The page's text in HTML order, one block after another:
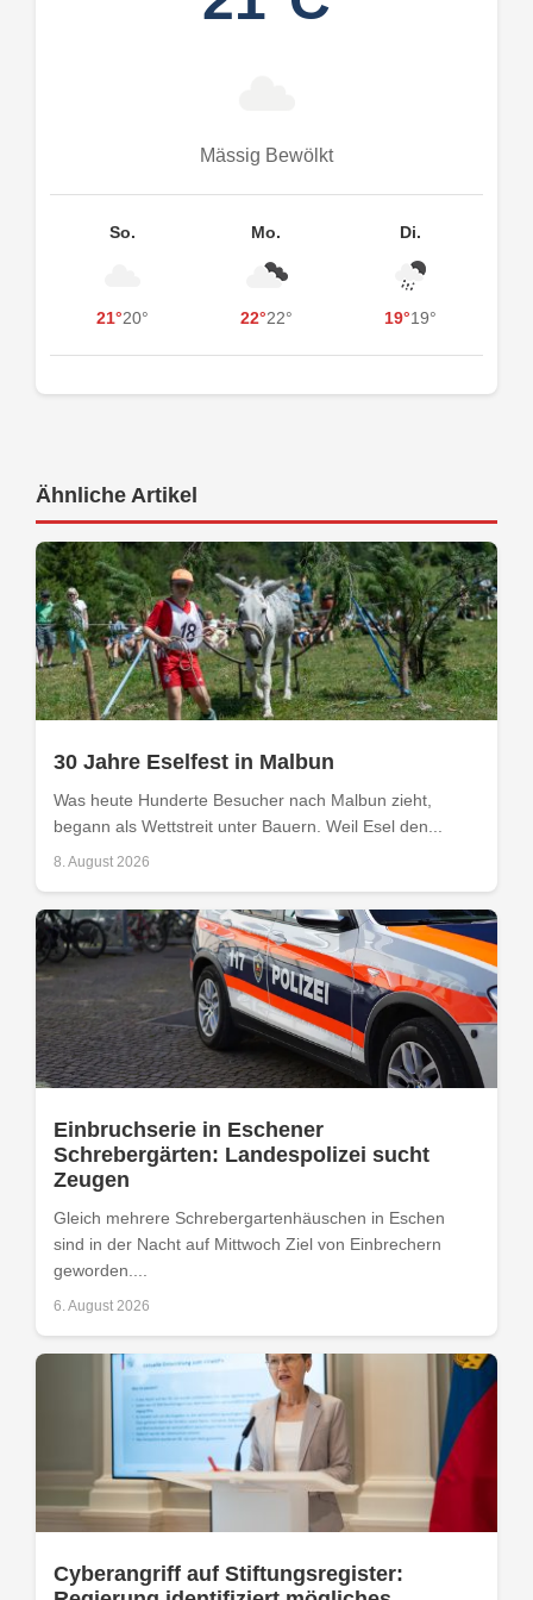
Mässig Bewölkt
So.
21°20°
Mo.
22°22°
Di.
19°19°
Ähnliche Artikel
30 Jahre Eselfest in Malbun
Was heute Hunderte Besucher nach Malbun zieht,
begann als Wettstreit unter Bauern. Weil Esel den...
8. August 2026
Einbruchserie in Eschener
Schrebergärten: Landespolizei sucht
Zeugen
Gleich mehrere Schrebergartenhäuschen in Eschen
sind in der Nacht auf Mittwoch Ziel von Einbrechern
geworden....
6. August 2026
Cyberangriff auf Stiftungsregister: